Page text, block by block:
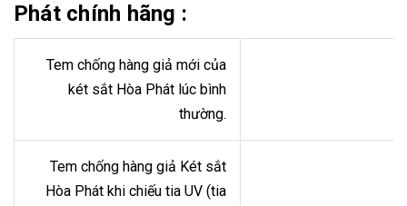
Phát chính hãng :
Tem chống hàng giả mới của
két sắt Hòa Phát lúc bình
thường.
Tem chống hàng giả Két sắt
Hòa Phát khi chiếu tia UV (tia